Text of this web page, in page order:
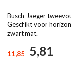
Busch-Jaeger
Geschikt voor
zwart mat.
11,85 5,81